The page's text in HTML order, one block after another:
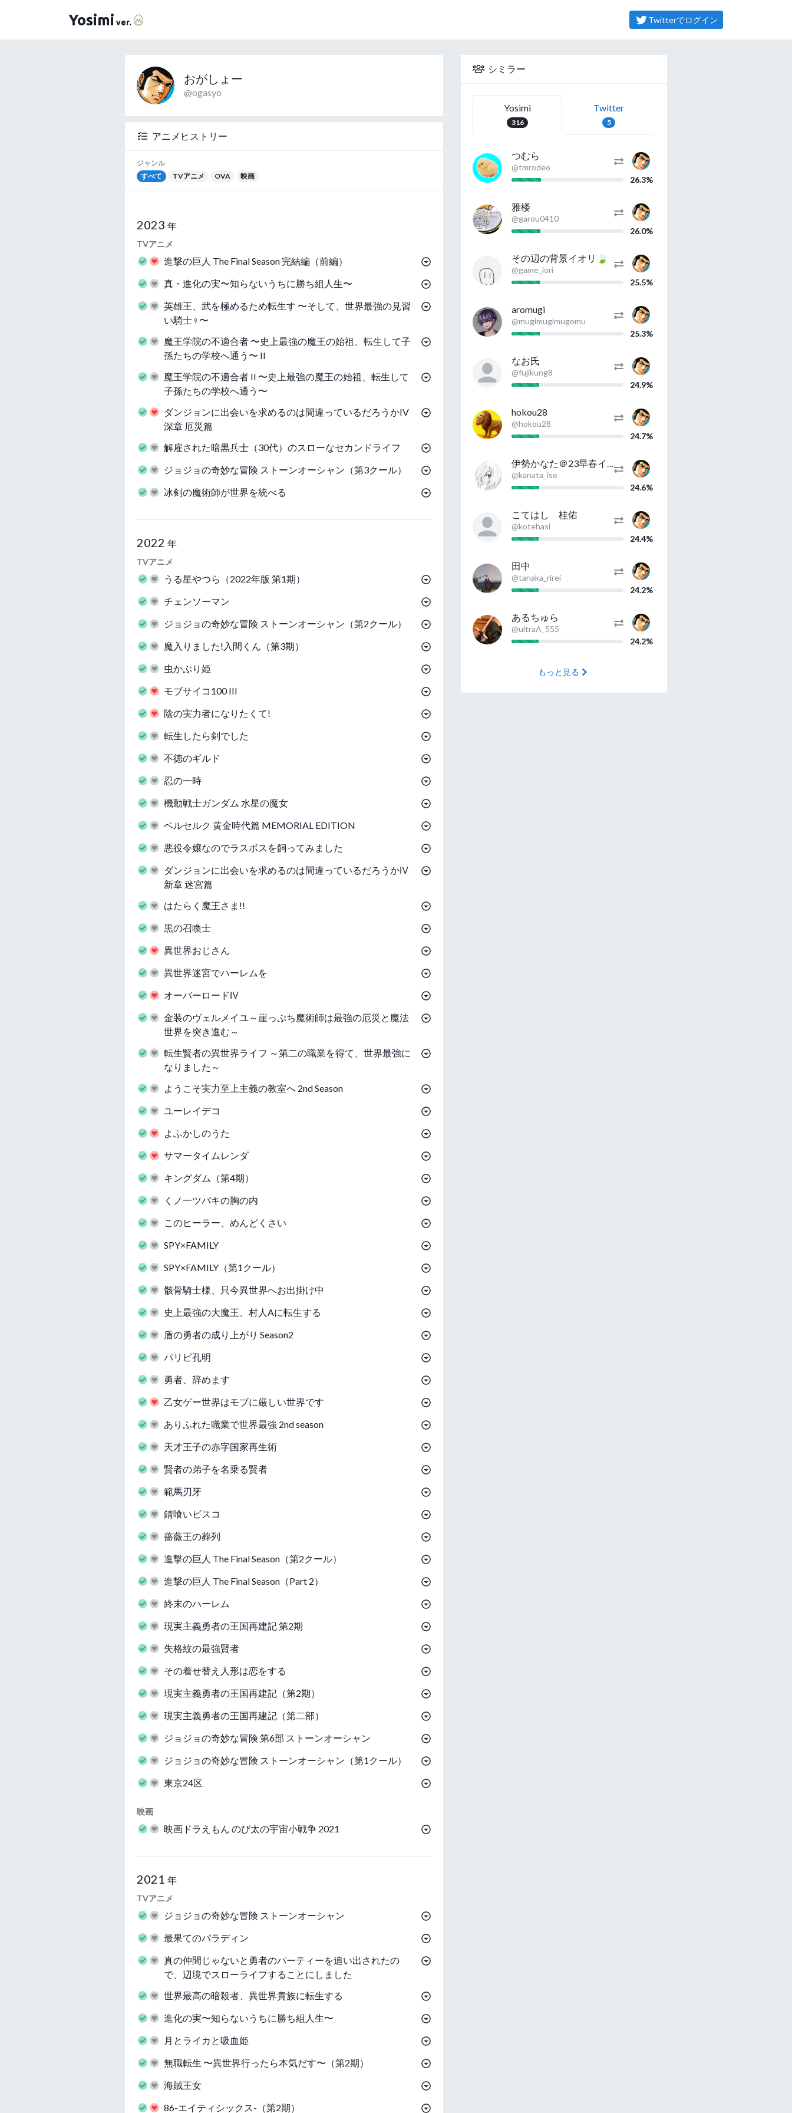
Yosimi（よしみ）
ver. Twitterでログイン
おがしょー
@ogasyo
アニメヒストリー
ジャンル
すべて
TVアニメ OVA 映画
2023 年
TVアニメ
進撃の巨人 The Final Season 完結編（前編）
真・進化の実〜知らないうちに勝ち組人生〜
英雄王、武を極めるため転生す 〜そして、世界最強の見習
い騎士♀〜
魔王学院の不適合者 〜史上最強の魔王の始祖、転生して子
孫たちの学校へ通う〜 II
魔王学院の不適合者 II 〜史上最強の魔王の始祖、転生して
子孫たちの学校へ通う〜
ダンジョンに出会いを求めるのは間違っているだろうかIV
深章 厄災篇
解雇された暗黒兵士（30代）のスローなセカンドライフ
ジョジョの奇妙な冒険 ストーンオーシャン（第3クール）
冰剣の魔術師が世界を統べる
2022 年
TVアニメ
うる星やつら（2022年版 第1期）
チェンソーマン
ジョジョの奇妙な冒険 ストーンオーシャン（第2クール）
魔入りました!入間くん（第3期）
虫かぶり姫
モブサイコ100 III
陰の実力者になりたくて!
転生したら剣でした
不徳のギルド
忍の一時
機動戦士ガンダム 水星の魔女
ベルセルク 黄金時代篇 MEMORIAL EDITION
悪役令嬢なのでラスボスを飼ってみました
ダンジョンに出会いを求めるのは間違っているだろうかⅣ
新章 迷宮篇
はたらく魔王さま!!
黒の召喚士
異世界おじさん
異世界迷宮でハーレムを
オーバーロードⅣ
金装のヴェルメイユ～崖っぷち魔術師は最強の厄災と魔法
世界を突き進む～
転生賢者の異世界ライフ ～第二の職業を得て、世界最強に
なりました～
ようこそ実力至上主義の教室へ 2nd Season
ユーレイデコ
よふかしのうた
サマータイムレンダ
キングダム（第4期）
くノ一ツバキの胸の内
このヒーラー、めんどくさい
SPY×FAMILY
SPY×FAMILY（第1クール）
骸骨騎士様、只今異世界へお出掛け中
史上最強の大魔王、村人Aに転生する
盾の勇者の成り上がり Season2
パリピ孔明
勇者、辞めます
乙女ゲー世界はモブに厳しい世界です
ありふれた職業で世界最強 2nd season
天才王子の赤字国家再生術
賢者の弟子を名乗る賢者
範馬刃牙
錆喰いビスコ
薔薇王の葬列
進撃の巨人 The Final Season（第2クール）
進撃の巨人 The Final Season（Part 2）
終末のハーレム
現実主義勇者の王国再建記 第2期
失格紋の最強賢者
その着せ替え人形は恋をする
現実主義勇者の王国再建記（第2期）
現実主義勇者の王国再建記（第二部）
ジョジョの奇妙な冒険 第6部 ストーンオーシャン
ジョジョの奇妙な冒険 ストーンオーシャン（第1クール）
東京24区
映画
映画ドラえもん のび太の宇宙小戦争 2021
2021 年
TVアニメ
ジョジョの奇妙な冒険 ストーンオーシャン
最果てのパラディン
真の仲間じゃないと勇者のパーティーを追い出されたの
で、辺境でスローライフすることにしました
世界最高の暗殺者、異世界貴族に転生する
進化の実〜知らないうちに勝ち組人生〜
月とライカと吸血姫
無職転生 〜異世界行ったら本気だす〜（第2期）
海賊王女
86-エイティシックス-（第2期）
シミラー
Yosimi
316
Twitter
5
つむら
@tmrodeo
26.3%
雅楼
@garou0410
26.0%
その辺の背景イオリ🍃
@game_iori
25.5%
aromugi
@mugimugimugomu
25.3%
なお氏
@fujikung8
24.9%
hokou28
@hokou28
24.7%
伊勢かなた＠23早春イベ甲乙甲甲甲甲
@kanata_ise
24.6%
こてはし 桂佑
@kotehasi
24.4%
田中
@tanaka_rirei
24.2%
あるちゅら
@ultraA_555
24.2%
もっと見る